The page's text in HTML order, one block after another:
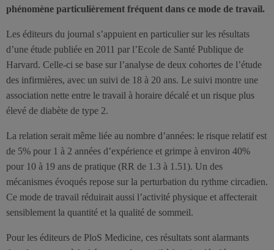
phénomène particulièrement fréquent dans ce mode de travail.
Les éditeurs du journal s’appuient en particulier sur les résultats
d’une étude publiée en 2011 par l’Ecole de Santé Publique de
Harvard. Celle-ci se base sur l’analyse de deux cohortes de l’étude
des infirmières, avec un suivi de 18 à 20 ans. Le suivi montre une
association nette entre le travail à horaire décalé et un risque plus
élevé de diabète de type 2.
La relation serait même liée au nombre d’années: le risque relatif est
de 5% pour 1 à 2 années d’expérience et grimpe à environ 40%
pour 10 à 19 ans de pratique (RR de 1.3 à 1.51). Un des
mécanismes évoqués repose sur la perturbation du rythme circadien.
Ce mode de travail réduirait aussi l’activité physique et affecterait
sensiblement la quantité et la qualité de sommeil.
Pour les éditeurs de PloS Medicine, ces résultats sont alarmants